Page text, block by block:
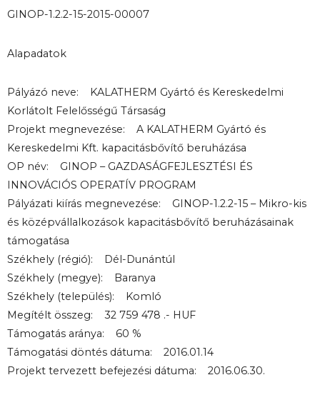
GINOP-1.2.2-15-2015-00007
Alapadatok
Pályázó neve: KALATHERM Gyártó és Kereskedelmi
Korlátolt Felelősségű Társaság
Projekt megnevezése: A KALATHERM Gyártó és
Kereskedelmi Kft. kapacitásbővítő beruházása
OP név: GINOP – GAZDASÁGFEJLESZTÉSI ÉS
INNOVÁCIÓS OPERATÍV PROGRAM
Pályázati kiírás megnevezése: GINOP-1.2.2-15 – Mikro-kis
és középvállalkozások kapacitásbővítő beruházásainak
támogatása
Székhely (régió): Dél-Dunántúl
Székhely (megye): Baranya
Székhely (település): Komló
Megítélt összeg: 32 759 478 .- HUF
Támogatás aránya: 60 %
Támogatási döntés dátuma: 2016.01.14
Projekt tervezett befejezési dátuma: 2016.06.30.